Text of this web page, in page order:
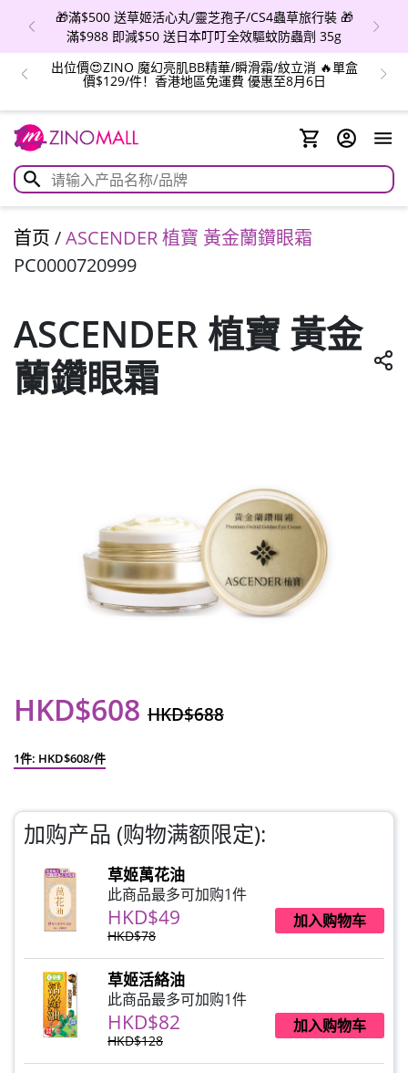
🎁滿$500 送草姬活心丸/靈芝孢子/CS4蟲草旅行裝 🎁
滿$988 即減$50 送日本叮叮全效驅蚊防蟲劑 35g
出位價😍ZINO 魔幻亮肌BB精華/瞬滑霜/紋立消 🔥單盒
價$129/件！香港地區免運費 優惠至8月6日
首页 /ASCENDER 植寶 黃金蘭鑽眼霜
PC0000720999
ASCENDER 植寶 黃金
蘭鑽眼霜
HKD$608 HKD$688
1件: HKD$608/件
加购产品 (购物满额限定):
草姬萬花油
此商品最多可加购1件
HKD$49
HKD$78
加入购物车
草姬活絡油
此商品最多可加购1件
HKD$82
HKD$128
加入购物车